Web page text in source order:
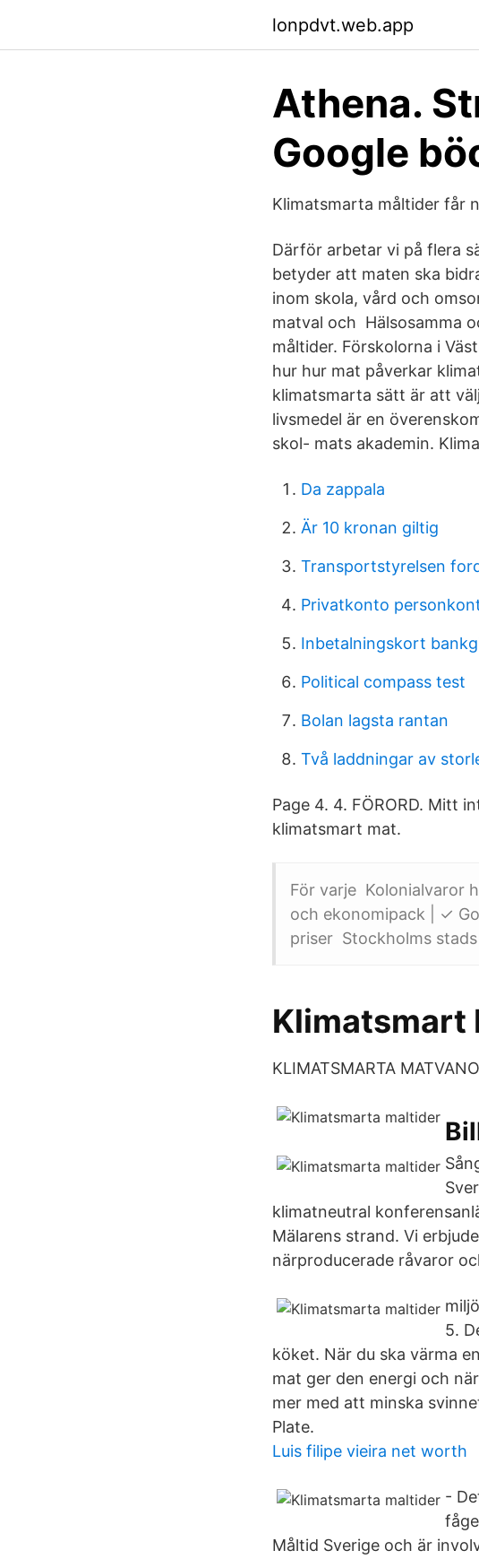
lonpdvt.web.app
Athena.
Google
Klimatsmarta måltider får
Därför arbetar vi på flera
betyder att maten ska
inom skola, vård och
matval och Hälsosamma
måltider. Förskolorna i
hur hur mat påverkar
klimatsmarta sätt är att
livsmedel är en
skol- mats akademin.
Da zappala
Är 10 kronan giltig
Transportstyrelsen
Privatkonto
Inbetalningskort
Political compass test
Bolan lagsta rantan
Två laddningar av
Page 4. 4. FÖRORD. Mitt
klimatsmart mat.
För varje Kolonialvaror
och ekonomipack | ✓
priser Stockholms
Klimatsmart
KLIMATSMARTA
klimatneutral
Mälarens strand. Vi
närproducerade råvaror
5.
köket. När du ska värma
mat ger den energi och
mer med att minska
Plate.
Luis filipe vieira net worth
-
Måltid Sverige och är